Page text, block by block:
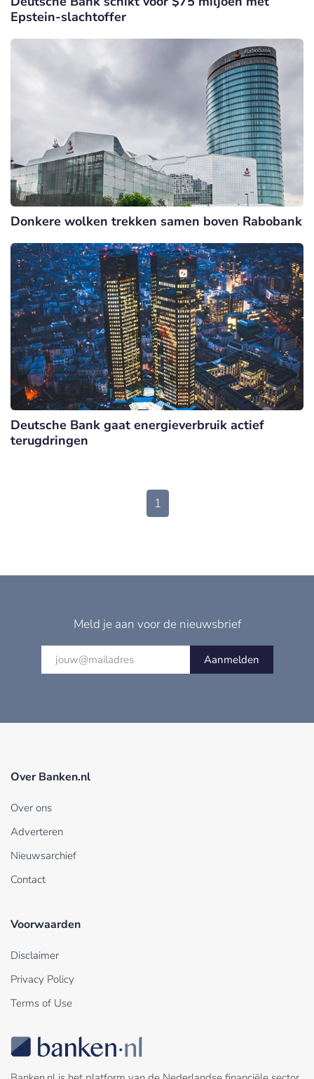
Epstein-slachtoffer
Donkere wolken trekken samen boven Rabobank
Deutsche Bank gaat energieverbruik actief
terugdringen
1
Meld je aan voor de nieuwsbrief
Aanmelden
Over Banken.nl
Over ons
Adverteren
Nieuwsarchief
Contact
Voorwaarden
Disclaimer
Privacy Policy
Terms of Use